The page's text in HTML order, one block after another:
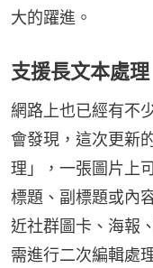
大的躍進。
支援長文本處
網路上也已經有不
會發現，這次更新
理」，一張圖片上
標題、副標題或內
近社群圖卡、海報
需進行二次編輯處